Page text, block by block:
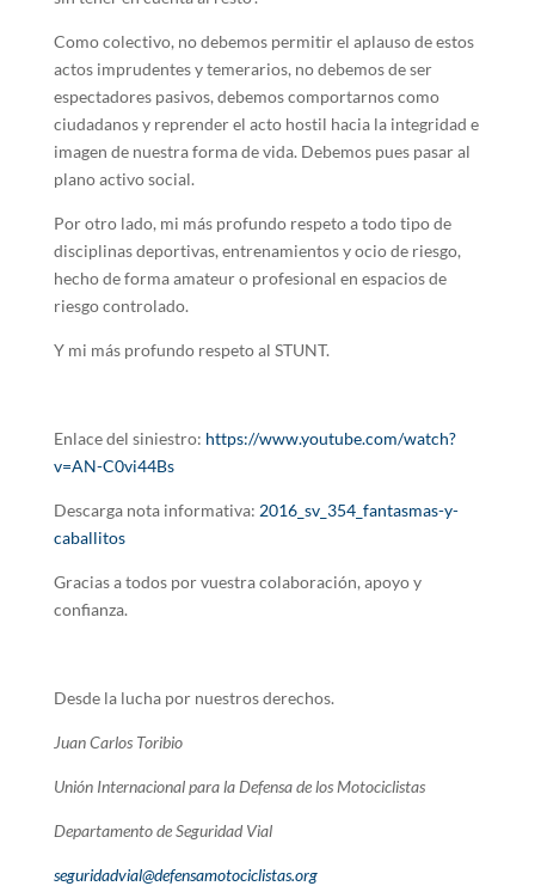
Como colectivo, no debemos permitir el aplauso de estos
actos imprudentes y temerarios, no debemos de ser
espectadores pasivos, debemos comportarnos como
ciudadanos y reprender el acto hostil hacia la integridad e
imagen de nuestra forma de vida. Debemos pues pasar al
plano activo social.
Por otro lado, mi más profundo respeto a todo tipo de
disciplinas deportivas, entrenamientos y ocio de riesgo,
hecho de forma amateur o profesional en espacios de
riesgo controlado.
Y mi más profundo respeto al STUNT.
Enlace del siniestro: https://www.youtube.com/watch?
v=AN-C0vi44Bs
Descarga nota informativa: 2016_sv_354_fantasmas-y-
caballitos
Gracias a todos por vuestra colaboración, apoyo y
confianza.
Desde la lucha por nuestros derechos.
Juan Carlos Toribio
Unión Internacional para la Defensa de los Motociclistas
Departamento de Seguridad Vial
seguridadvial@defensamotociclistas.org